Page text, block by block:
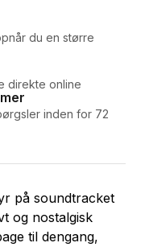
du en større
direkte online
inden for 72
på soundtracket
og nostalgisk
til dengang,